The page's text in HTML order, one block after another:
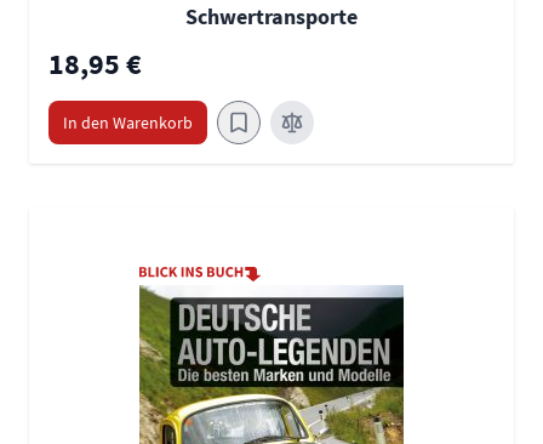
Schwertransporte
18,95 €
In den Warenkorb